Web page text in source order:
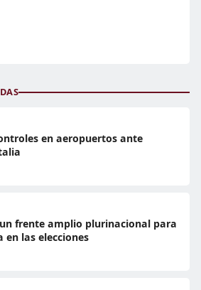
en aeropuertos ante
frente amplio plurinacional para
en las elecciones